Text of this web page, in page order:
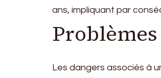
ans, impliquant par
Les dangers associés à